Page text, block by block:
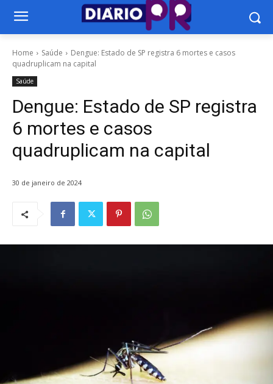
Home Saúde
Dengue: Estado de SP registra 6 mortes e casos
quadruplicam na capital
Saúde
Dengue: Estado de SP registra
6 mortes e casos
quadruplicam na capital
30 de janeiro de 2024